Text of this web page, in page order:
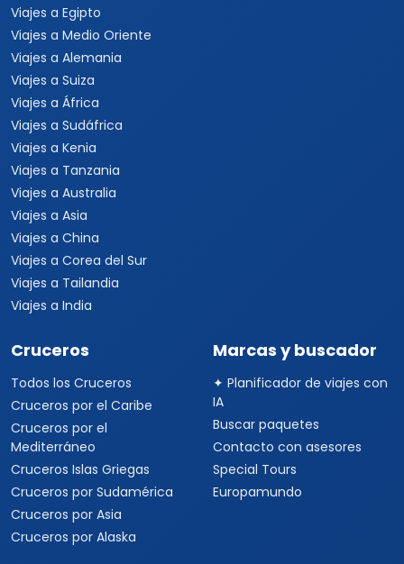
Viajes a Egipto
Viajes a Medio Oriente
Viajes a Alemania
Viajes a Suiza
Viajes a África
Viajes a Sudáfrica
Viajes a Kenia
Viajes a Tanzania
Viajes a Australia
Viajes a Asia
Viajes a China
Viajes a Corea del Sur
Viajes a Tailandia
Viajes a India
Cruceros
Todos los Cruceros
Cruceros por el Caribe
Cruceros por el
Mediterráneo
Cruceros Islas Griegas
Cruceros por Sudamérica
Cruceros por Asia
Cruceros por Alaska
Marcas y buscador
✦ Planificador de viajes con
IA
Buscar paquetes
Contacto con asesores
Special Tours
Europamundo